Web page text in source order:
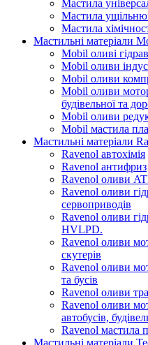
Мастила
Мастила
Мастила
Мастильні матеріали
Mobil оливі
Mobil оливи
Mobil оливи
Mobil оливи
будівельної та
Mobil оливи
Mobil мастила
Мастильні матеріали
Ravenol автохімія
Ravenol антифриз
Ravenol оливи
Ravenol оливи
сервоприводів
Ravenol оливи
HVLPD.
Ravenol оливи
скутерів
Ravenol оливи
та бусів
Ravenol оливи
Ravenol оливи
автобусів,
Ravenol мастила
Мастильні матеріали